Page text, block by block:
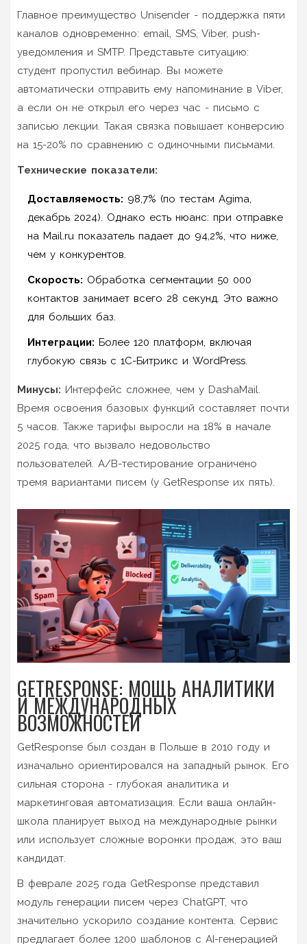
Главное преимущество Unisender - поддержка пяти
каналов одновременно: email, SMS, Viber, push-
уведомления и SMTP. Представьте ситуацию:
студент пропустил вебинар. Вы можете
автоматически отправить ему напоминание в Viber,
а если он не открыл его через час - письмо с
записью лекции. Такая связка повышает конверсию
на 15-20% по сравнению с одиночными письмами.
Технические показатели:
Доставляемость: 98,7% (по тестам Agima,
декабрь 2024). Однако есть нюанс: при отправке
на Mail.ru показатель падает до 94,2%, что ниже,
чем у конкурентов.
Скорость: Обработка сегментации 50 000
контактов занимает всего 28 секунд. Это важно
для больших баз.
Интеграции: Более 120 платформ, включая
глубокую связь с 1С-Битрикс и WordPress.
Минусы: Интерфейс сложнее, чем у DashaMail.
Время освоения базовых функций составляет почти
5 часов. Также тарифы выросли на 18% в начале
2025 года, что вызвало недовольство
пользователей. A/B-тестирование ограничено
тремя вариантами писем (у GetResponse их пять).
GETRESPONSE: МОЩЬ АНАЛИТИКИ
И МЕЖДУНАРОДНЫХ
ВОЗМОЖНОСТЕЙ
GetResponse был создан в Польше в 2010 году и
изначально ориентировался на западный рынок. Его
сильная сторона - глубокая аналитика и
маркетинговая автоматизация. Если ваша онлайн-
школа планирует выход на международные рынки
или использует сложные воронки продаж, это ваш
кандидат.
В феврале 2025 года GetResponse представил
модуль генерации писем через ChatGPT, что
значительно ускорило создание контента. Сервис
предлагает более 1200 шаблонов с AI-генерацией